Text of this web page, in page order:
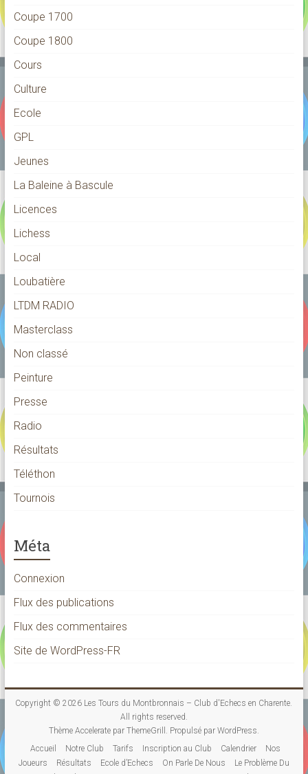
Coupe 1700
Coupe 1800
Cours
Culture
Ecole
GPL
Jeunes
La Baleine à Bascule
Licences
Lichess
Local
Loubatière
LTDM RADIO
Masterclass
Non classé
Peinture
Presse
Radio
Résultats
Téléthon
Tournois
Méta
Connexion
Flux des publications
Flux des commentaires
Site de WordPress-FR
Copyright © 2026 Les Tours du Montbronnais – Club d'Echecs en Charente
All rights reserved.
Thème Acceleratepar ThemeGrill. Propulsé par WordPress
Accueil
Notre Club Tarifs Inscription au Club Calendrier
Nos
Joueurs
Résultats Ecole d’Echecs On Parle De Nous
Le Problème Du